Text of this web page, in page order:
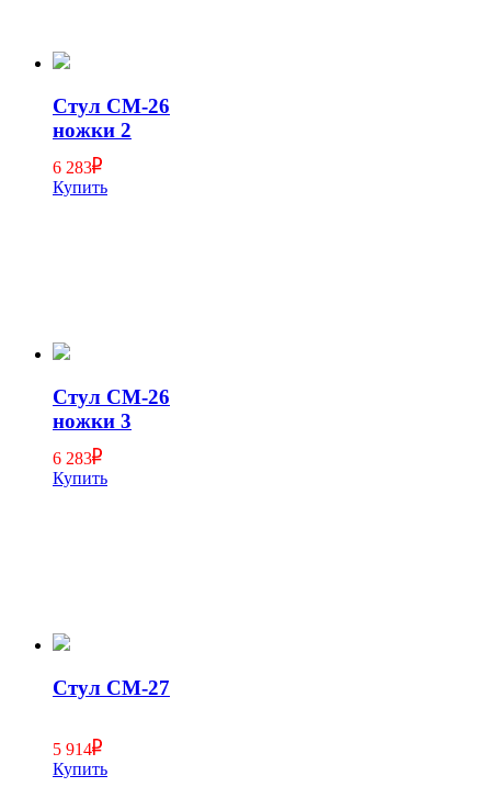
Стул СМ-26
ножки 2
6 283
Купить
Стул СМ-26
ножки 3
6 283
Купить
Стул СМ-27
5 914
Купить